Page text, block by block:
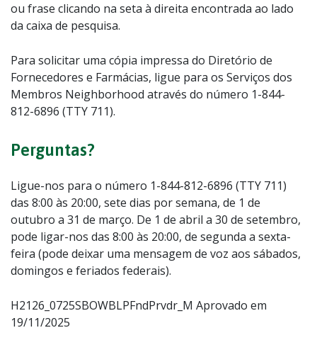
ou frase clicando na seta à direita encontrada ao lado
da caixa de pesquisa.
Para solicitar uma cópia impressa do Diretório de
Fornecedores e Farmácias, ligue para os Serviços dos
Membros Neighborhood através do número 1-844-
812-6896 (TTY 711).
Perguntas?
Ligue-nos para o número 1-844-812-6896 (TTY 711)
das 8:00 às 20:00, sete dias por semana, de 1 de
outubro a 31 de março. De 1 de abril a 30 de setembro,
pode ligar-nos das 8:00 às 20:00, de segunda a sexta-
feira (pode deixar uma mensagem de voz aos sábados,
domingos e feriados federais).
H2126_0725SBOWBLPFndPrvdr_M Aprovado em
19/11/2025